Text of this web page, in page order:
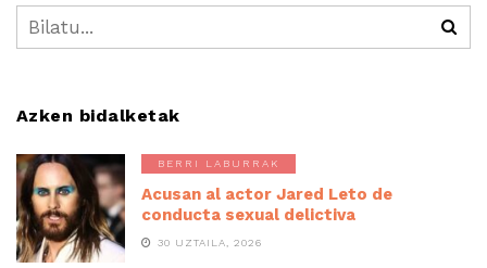
Azken bidalketak
BERRI LABURRAK
Acusan al actor Jared Leto de
conducta sexual delictiva
30 UZTAILA, 2026